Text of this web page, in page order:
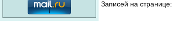
Записей на странице: